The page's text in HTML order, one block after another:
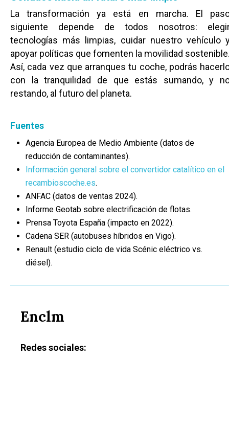
La transformación ya está en marcha. El
siguiente depende de todos nosotros:
tecnologías más limpias, cuidar nuestro vehículo
apoyar políticas que fomenten la movilidad
Así, cada vez que arranques tu coche, podrás
con la tranquilidad de que estás sumando, y
restando, al futuro del planeta.
Fuentes
Agencia Europea de Medio Ambiente (datos de
reducción de contaminantes).
Información general sobre el convertidor catalítico en el
recambioscoche.es.
ANFAC (datos de ventas 2024).
Informe Geotab sobre electrificación de flotas.
Prensa Toyota España (impacto en 2022).
Cadena SER (autobuses híbridos en Vigo).
Renault (estudio ciclo de vida Scénic eléctrico vs.
diésel).
Enclm
Redes sociales:
Cuenca
Guadalajara
Talavera
Cultura
Deportes
Sucesos
Medio Ambiente
Política